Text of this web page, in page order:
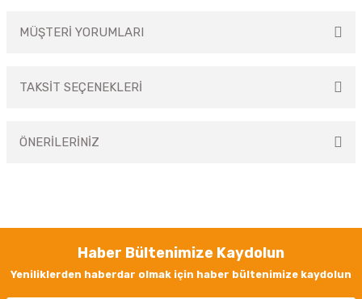
MÜŞTERİ YORUMLARI
TAKSİT SEÇENEKLERİ
ÖNERİLERİNİZ
Görüş ve önerileriniz için teşekkür ederiz.
Ürün resmi kalitesiz, bozuk veya görüntülenemiyor.
Haber Bültenimize Kaydolun
Yeniliklerden haberdar olmak için haber bültenimize kaydolun